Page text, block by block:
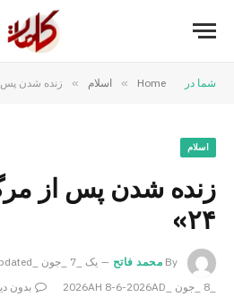
شما در Home
» اسلام » زنده شدن پس
اسلام
زنده شدن پس از
۲۴»
By محمد فاتح یک _7 _جون _2026AH 7-6-2026AD
بدون